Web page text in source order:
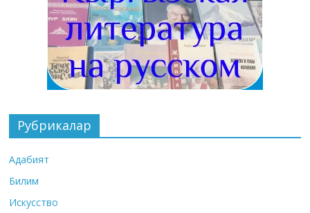
Рубрикалар
Адабият
Билим
Искусство